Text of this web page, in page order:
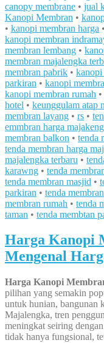
canopy membrane • jual
Kanopi Membran •
• kanopi membran harga •
kanopi membran
membran lembang •
membran majalengka
membran pabrik • kanopi
parkiran • kanopi
kanopi membran rumah •
hotel • keunggulam atap
membran layang • rs •
emmbran harga
membran balkon • tenda
tenda membran harga
majalengka terbaru •
karawng • tenda
tenda membran masjid •
parkiran • tenda
membran rumah • tenda
taman • tenda membtan
Harga Kanopi
Mengenal
Harga Kanopi
pilihan yang semakin
untuk hunian, bangunan
Majalengka, tren
meningkat seiring
tidak hanya fungsional,